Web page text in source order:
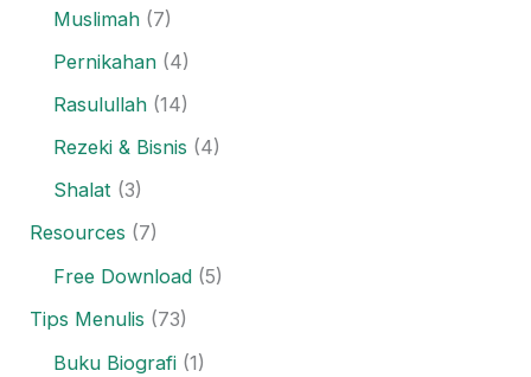
Muslimah (7)
Pernikahan (4)
Rasulullah (14)
Rezeki & Bisnis (4)
Shalat (3)
Resources (7)
Free Download (5)
Tips Menulis (73)
Buku Biografi (1)